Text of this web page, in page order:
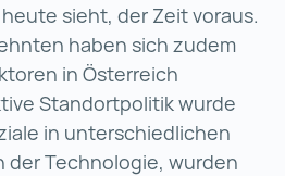
sieht, der Zeit voraus.
haben sich zudem
in Österreich
Standortpolitik wurde
in unterschiedlichen
der Technologie, wurden